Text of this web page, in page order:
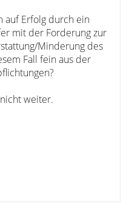
auf Erfolg durch ein
mit der Forderung zur
Minderung des
Fall fein aus der
weiter.